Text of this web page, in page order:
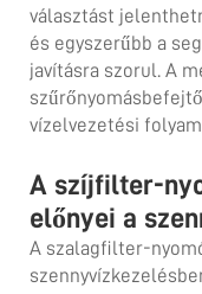
választást
és egyszerűbb a
javításra szorul. A
szűrőnyomásbefejtő
vízelvezetési
A szíjfilter-
előnyei a
A szalagfilter-